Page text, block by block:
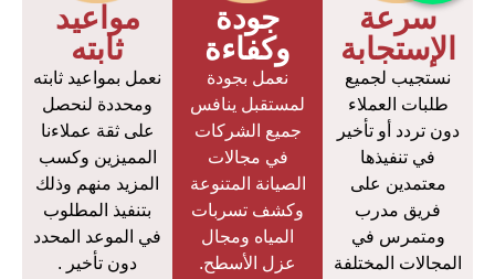
سرعة
الإستجابة
نستجيب لجميع
طلبات العملاء
دون تردد أو تأخير
في تنفيذها
معتمدين على
فريق مدرب
ومتمرس في
المجالات المختلفة
جودة
وكفاءة
نعمل بجودة
لمستقبل ينافس
جميع الشركات
في مجالات
الصيانة المتنوعة
وكشف تسربات
المياه ومجال
عزل الأسطح.
مواعيد
ثابته
نعمل بمواعيد ثابته
ومحددة لنحصل
على ثقة عملاءنا
المميزين وكسب
المزيد منهم وذلك
بتنفيذ المطلوب
في الموعد المحدد
دون تأخير .